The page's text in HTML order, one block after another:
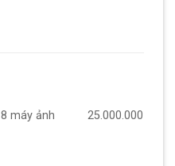
8 máy ảnh 25.000.000